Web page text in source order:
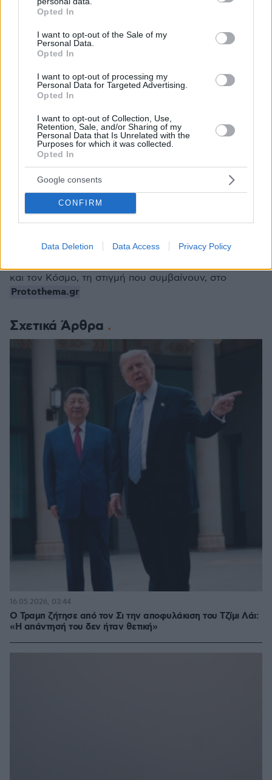
grant or deny consent to Google and its third-party tags to
use your data for below specified purposes in below Google
consent section.
Opted In
I want to opt-out of the Sale of my
Personal Data.
Opted In
I want to opt-out of processing my
Personal Data for Targeted Advertising.
Opted In
I want to opt-out of Collection, Use,
Retention, Sale, and/or Sharing of my
Personal Data that Is Unrelated with the
Purposes for which it was collected.
Opted In
Google consents
CONFIRM
Data Deletion Data Access Privacy Policy
ιστοσελίδα του αναφορά που επαναλάμβανε
της Ταϊβάν.
αυτή «στέλνει λανθασμένο μήνυμα στις
αυτονομιστικές δυνάμεις».
Αμερικανοί αξιωματούχοι στην Ταϊβάν είχαν
απαντήσει τότε ότι οι ΗΠΑ «αντιτίθενται σε
οποιεσδήποτε μονομερείς αλλαγές του status
quo από οποιαδήποτε πλευρά».
Σχετικά Άρθρα
Ο Τραμπ ζήτησε από τον Σι την αποφυλάκιση του Τζίμι Λάι:
«Η απάντησή του δεν ήταν θετική»
16.05.2026, 03:44
Ακολουθήστε τοprotothema.gr στο Google News
και τον Κόσμο, τη στιγμή που συμβαίνουν, στο
Protothema.gr